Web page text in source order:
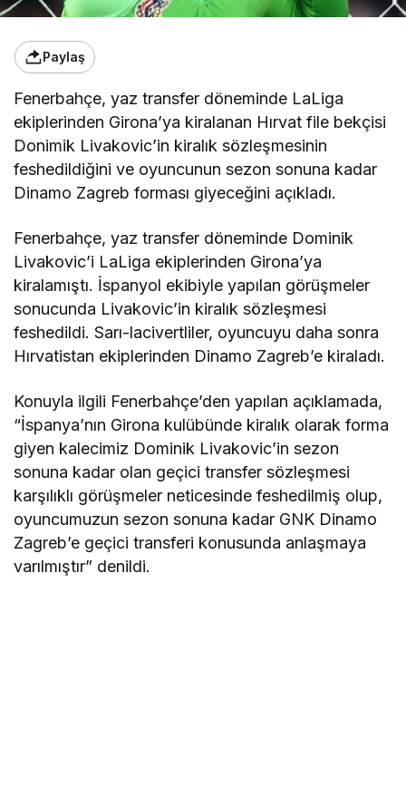
Paylaş
Fenerbahçe, yaz transfer döneminde LaLiga
ekiplerinden Girona’ya kiralanan Hırvat file bekçisi
Donimik Livakovic’in kiralık sözleşmesinin
feshedildiğini ve oyuncunun sezon sonuna kadar
Dinamo Zagreb forması giyeceğini açıkladı.
Fenerbahçe, yaz transfer döneminde Dominik
Livakovic’i LaLiga ekiplerinden Girona’ya
kiralamıştı. İspanyol ekibiyle yapılan görüşmeler
sonucunda Livakovic’in kiralık sözleşmesi
feshedildi. Sarı-lacivertliler, oyuncuyu daha sonra
Hırvatistan ekiplerinden Dinamo Zagreb’e kiraladı.
Konuyla ilgili Fenerbahçe’den yapılan açıklamada,
“İspanya’nın Girona kulübünde kiralık olarak forma
giyen kalecimiz Dominik Livakovic’in sezon
sonuna kadar olan geçici transfer sözleşmesi
karşılıklı görüşmeler neticesinde feshedilmiş olup,
oyuncumuzun sezon sonuna kadar GNK Dinamo
Zagreb’e geçici transferi konusunda anlaşmaya
varılmıştır” denildi.